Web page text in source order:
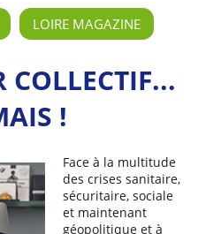
LOIRE MAGAZINE
COLLECTIF...
!
Face à la multitude
des crises sanitaire,
sécuritaire, sociale
et maintenant
géopolitique et à